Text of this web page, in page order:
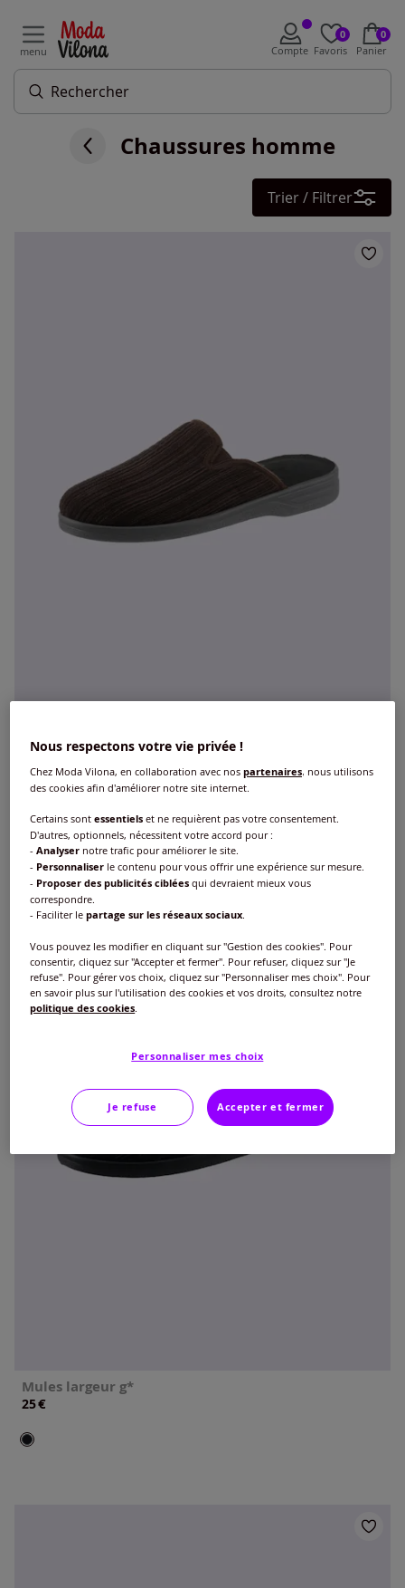
menu Compte
0
Favoris
0
Panier
Chaussures homme
Trier / Filtrer
Mules largeur g*
25€
Mules largeur g*
25€
Nous respectons votre vie privée !
Chez Moda Vilona, en collaboration avec nospartenaires, nous utilisons
des cookies afin d'améliorer notre site internet.
Certains sontessentiels et ne requièrent pas votre consentement.
D'autres, optionnels, nécessitent votre accord pour :
-Analyser notre trafic pour améliorer le site.
- Personnaliser le contenu pour vous offrir une expérience sur mesure.
- Proposer des publicités ciblées qui devraient mieux vous
correspondre.
- Faciliter lepartage sur les réseaux sociaux
Vous pouvez les modifier en cliquant sur "Gestion des cookies". Pour
consentir, cliquez sur "Accepter et fermer". Pour refuser, cliquez sur "Je
refuse". Pour gérer vos choix, cliquez sur "Personnaliser mes choix". Pour
en savoir plus sur l'utilisation des cookies et vos droits, consultez notre
politique des cookies
Personnaliser mes choix
Je refuse Accepter et fermer